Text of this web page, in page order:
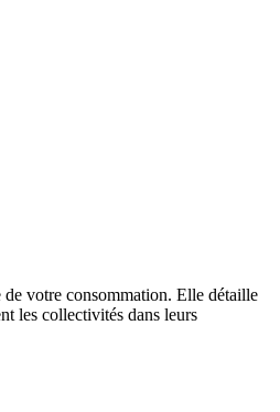
de votre consommation. Elle détaille
les collectivités dans leurs